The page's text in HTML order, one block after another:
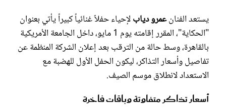
يستعد الفنانعمرو ديابلإحياء حفلاً غنائياً كبيراً يأتي بعنوان
"الحكاية"، المقرر إقامته يوم 1 مايو، داخل الجامعة الأمريكية
بالقاهرة، وسط حالة من الترقب بعد إعلان الشركة المنظمة عن
تفاصيل وأسعار التذاكر، ليكون الحفل الأول للهضبة مع
الاستعداد لانطلاق موسم الصيف.
أسعار تذاكر متفاوتة وباقات فاخرة
مجلة سيدتي
غلاف رقمي